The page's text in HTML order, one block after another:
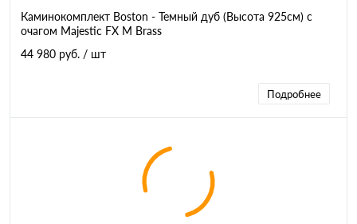
Каминокомплект Boston - Темный дуб (Высота 925см) с
очагом Majestic FX M Brass
44 980 руб. / шт
Подробнее